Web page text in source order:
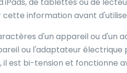
cette information avant
d'un appareil ou d'un
ou l'adaptateur
il est bi-tension et fonctionne